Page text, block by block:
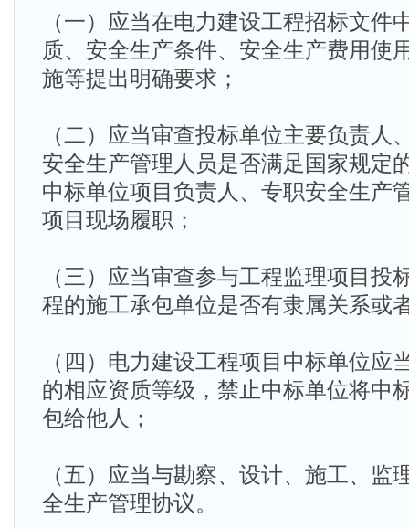
（一）应当在电力建设工程招标文件
质、安全生产条件、安全生产费用使
施等提出明确要求；
（二）应当审查投标单位主要负责人
安全生产管理人员是否满足国家规定
中标单位项目负责人、专职安全生产
项目现场履职；
（三）应当审查参与工程监理项目投
程的施工承包单位是否有隶属关系或
（四）电力建设工程项目中标单位应
的相应资质等级，禁止中标单位将中
包给他人；
（五）应当与勘察、设计、施工、监
全生产管理协议。